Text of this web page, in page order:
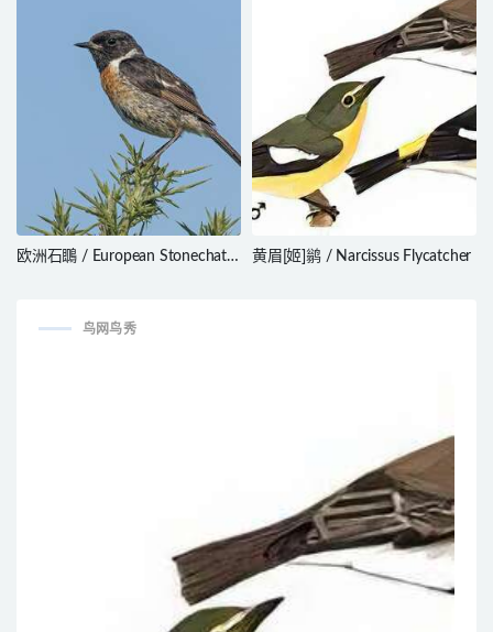
欧洲石䳭 / European Stonechat /
黄眉[姬]鹟 / Narcissus Flycatcher
鸟网鸟秀